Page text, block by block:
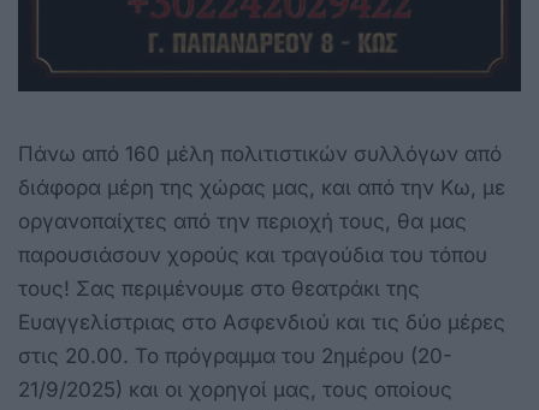
Πάνω από 160 μέλη πολιτιστικών συλλόγων από
διάφορα μέρη της χώρας μας, και από την Κω, με
οργανοπαίχτες από την περιοχή τους, θα μας
παρουσιάσουν χορούς και τραγούδια του τόπου
τους! Σας περιμένουμε στο θεατράκι της
Ευαγγελίστριας στο Ασφενδιού και τις δύο μέρες
στις 20.00. Το πρόγραμμα του 2ημέρου (20-
21/9/2025) και οι χορηγοί μας, τους οποίους